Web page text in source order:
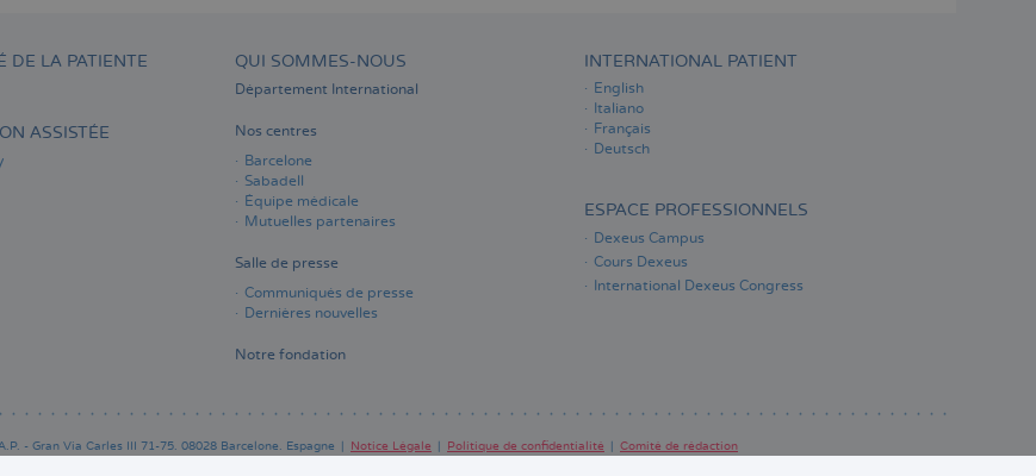
DE LA PATIENTE
ASSISTÉE
QUI SOMMES-NOUS
Département International
Nos centres
Barcelone
Sabadell
Équipe médicale
Mutuelles partenaires
Salle de presse
Communiqués de presse
Dernières nouvelles
Notre fondation
INTERNATIONAL PATIENT
English
Italiano
Français
Deutsch
ESPACE PROFESSIONNELS
Dexeus Campus
Cours Dexeus
International Dexeus Congress
- Gran Via Carles III 71-75. 08028 Barcelone. Espagne Notice Légale Politique de confidentialité Comité de rédaction